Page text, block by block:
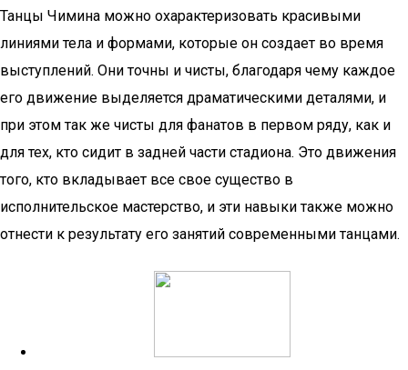
Танцы Чимина можно охарактеризовать красивыми
линиями тела и формами, которые он создает во время
выступлений. Они точны и чисты, благодаря чему каждое
его движение выделяется драматическими деталями, и
при этом так же чисты для фанатов в первом ряду, как и
для тех, кто сидит в задней части стадиона. Это движения
того, кто вкладывает все свое существо в
исполнительское мастерство, и эти навыки также можно
отнести к результату его занятий современными танцами.